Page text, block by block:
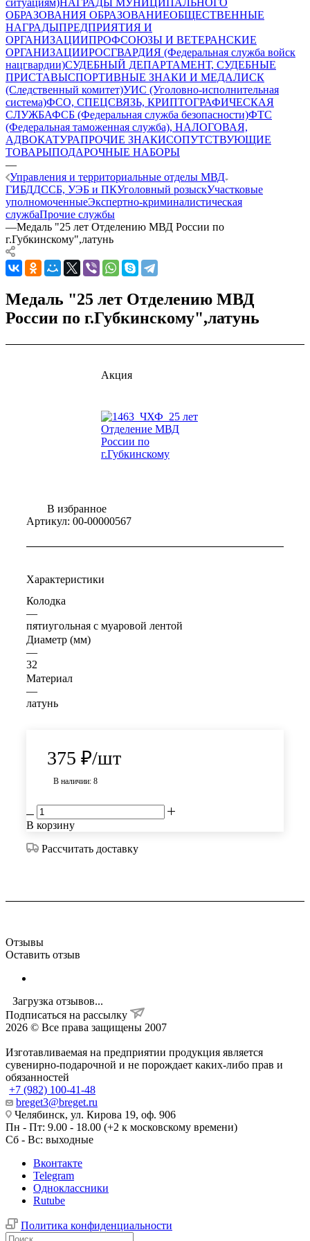
ситуациям)НАГРАДЫ МУНИЦИПАЛЬНОГО
ОБРАЗОВАНИЯ ОБРАЗОВАНИЕОБЩЕСТВЕННЫЕ
НАГРАДЫПРЕДПРИЯТИЯ И
ОРГАНИЗАЦИИПРОФСОЮЗЫ И ВЕТЕРАНСКИЕ
ОРГАНИЗАЦИИРОСГВАРДИЯ (Федеральная служба войск
нацгвардии)СУДЕБНЫЙ ДЕПАРТАМЕНТ, СУДЕБНЫЕ
ПРИСТАВЫСПОРТИВНЫЕ ЗНАКИ И МЕДАЛИСК
(Следственный комитет)УИС (Уголовно-исполнительная
система)ФСО, СПЕЦСВЯЗЬ, КРИПТОГРАФИЧЕСКАЯ
СЛУЖБАФСБ (Федеральная служба безопасности)ФТС
(Федеральная таможенная служба), НАЛОГОВАЯ,
АДВОКАТУРАПРОЧИЕ ЗНАКИСОПУТСТВУЮЩИЕ
ТОВАРЫПОДАРОЧНЫЕ НАБОРЫ
—
Управления и территориальные отделы МВД
ГИБДДССБ, УЭБ и ПКУголовный розыскУчастковые
уполномоченныеЭкспертно-криминалистическая
службаПрочие службы
—Медаль "25 лет Отделению МВД России по
г.Губкинскому",латунь
Медаль "25 лет Отделению МВД
России по г.Губкинскому",латунь
Акция
В избранное
Артикул: 00-00000567
Характеристики
Колодка
—
пятиугольная с муаровой лентой
Диаметр (мм)
—
32
Материал
—
латунь
375 ₽/шт
В наличии: 8
В корзину
Рассчитать доставку
Отзывы
Оставить отзыв
Загрузка отзывов...
Подписаться на рассылку
2026 © Все права защищены 2007
Изготавливаемая на предприятии продукция является
сувенирно-подарочной и не порождает каких-либо прав и
обязанностей
+7 (982) 100-41-48
breget3@breget.ru
Челябинск, ул. Кирова 19, оф. 906
Пн - Пт: 9.00 - 18.00 (+2 к московскому времени)
Сб - Вс: выходные
Вконтакте
Telegram
Одноклассники
Rutube
Политика конфиденциальности